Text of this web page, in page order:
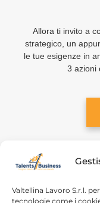
Valtellina Lavoro S.r.l.
tecnologie come i
Allora ti invito a
strategico, un
le tue esigenze in
3 azioni